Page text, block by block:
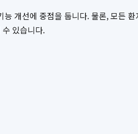
개선에 중점을 둡니다. 물론, 모든
있습니다.